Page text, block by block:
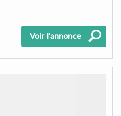
Voir l'annonce